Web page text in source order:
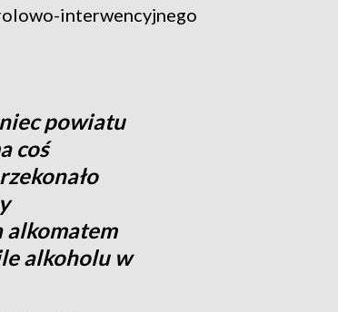
interwencyjnego
powiatu
coś
alkomatem
alkoholu w